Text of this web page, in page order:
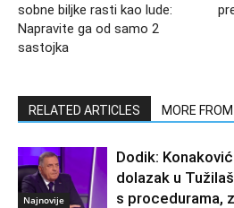
sobne biljke rasti kao lude:
Napravite ga od samo 2
sastojka
RELATED ARTICLES MORE
Najnovije
Dodik:
dolazak u
s procedurama,